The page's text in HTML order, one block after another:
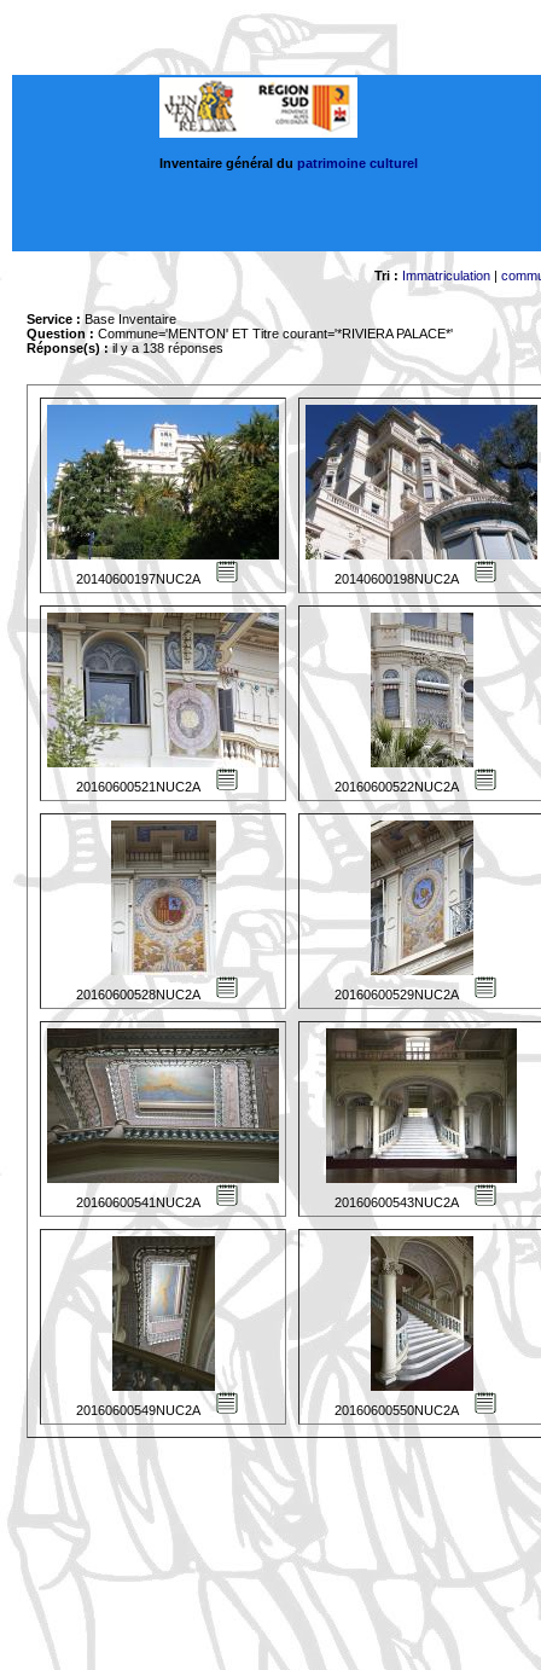
Inventaire général du patrimoine culturel
Tri : Immatriculation|
Service : Base Inventaire
Question : Commune='MENTON' ET Titre courant='*RIVIERA PALACE*'
Réponse(s) :il y a 138 réponses
20140600197NUC2A 20140600198NUC2A
20160600521NUC2A 20160600522NUC2A
20160600528NUC2A 20160600529NUC2A
20160600541NUC2A 20160600543NUC2A
20160600549NUC2A 20160600550NUC2A